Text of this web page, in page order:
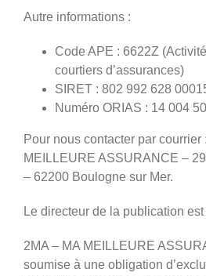
Autre informations :
Code APE : 6622Z
courtiers d’assurances)
SIRET : 802 992 628
Numéro ORIAS : 14 004
Pour nous contacter par courrier
MEILLEURE ASSURANCE –
– 62200 Boulogne sur Mer.
Le directeur de la publication
2MA – MA MEILLEURE
soumise à une obligation